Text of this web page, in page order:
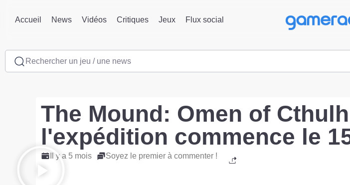
Accueil News Vidéos Critiques Jeux Flux social
Rechercher un jeu / une news
The Mound: Omen of
l'expédition commence le
Il y a 5 mois Soyez le premier à commenter !